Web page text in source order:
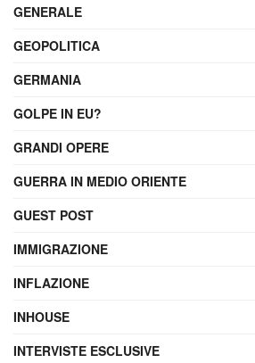
GENERALE
GEOPOLITICA
GERMANIA
GOLPE IN EU?
GRANDI OPERE
GUERRA IN MEDIO ORIENTE
GUEST POST
IMMIGRAZIONE
INFLAZIONE
INHOUSE
INTERVISTE ESCLUSIVE